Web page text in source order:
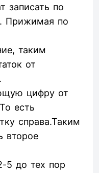
записать по
Прижимая по
таким
от
цифру от
есть
справа.Таким
второе
5 до тех пор